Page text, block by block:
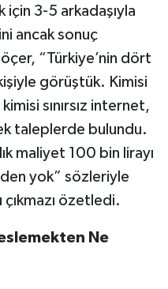
için 3-5 arkadaşıyla
ancak sonuç
“Türkiye’nin dört
kişiyle görüştük. Kimisi
sınırsız internet,
taleplerde bulundu.
maliyet 100 bin lirayı
yok” sözleriyle
özetledi.
Ne